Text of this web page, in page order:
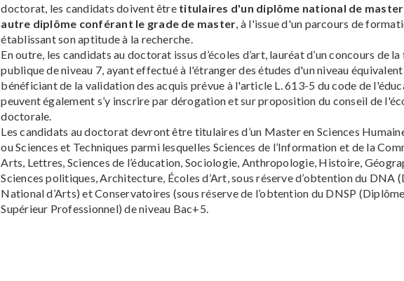
doctorat, les candidats doivent être titulaires d'un diplôme national de master
autre diplôme conférant le grade de master , à l'issue d'un parcours de
établissant son aptitude à la recherche.
En outre, les candidats au doctorat issus d’écoles d’art, lauréat d’un concours de
publique de niveau 7, ayant effectué à l'étranger des études d'un niveau
bénéficiant de la validation des acquis prévue à l'article L. 613-5 du code de
peuvent également s’y inscrire par dérogation et sur proposition du conseil de
doctorale.
Les candidats au doctorat devront être titulaires d’un Master en Sciences
ou Sciences et Techniques parmi lesquelles Sciences de l’Information et de la
Arts, Lettres, Sciences de l’éducation, Sociologie, Anthropologie, Histoire,
Sciences politiques, Architecture, Écoles d’Art, sous réserve d’obtention du DNA
National d’Arts) et Conservatoires (sous réserve de l’obtention du DNSP
Supérieur Professionnel) de niveau Bac+5.